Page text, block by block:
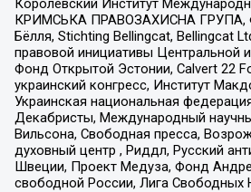
Королевский Институт
КРИМСЬКА ПРАВОЗАХИСНА ГРУПА,
Бёлля, Stichting Bellingcat, Bellingcat
правовой инициативы Центральной
Фонд Открытой Эстонии, Calvert 22
украинский конгресс, Институт
Украинская национальная
Декабристы, Международный
Вильсона, Свободная пресса,
духовный центр , Риддл, Русский
Швеции, Проект Медуза, Фонд
свободной России, Лига Свободных